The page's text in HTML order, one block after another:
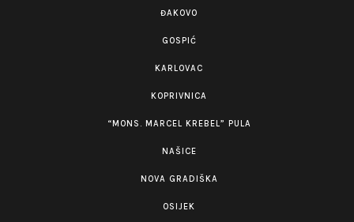
ĐAKOVO
GOSPIĆ
KARLOVAC
KOPRIVNICA
“MONS. MARCEL KREBEL” PULA
NAŠICE
NOVA GRADIŠKA
OSIJEK